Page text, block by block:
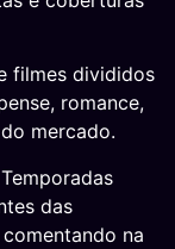
filmes divididos
romance,
mercado.
Temporadas
das
na